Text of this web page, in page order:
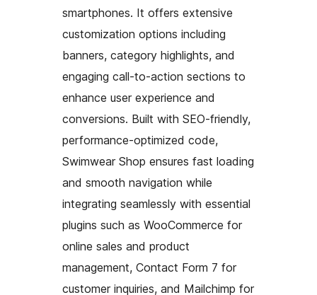
smartphones. It offers extensive
customization options including
banners, category highlights, and
engaging call-to-action sections to
enhance user experience and
conversions. Built with SEO-friendly,
performance-optimized code,
Swimwear Shop ensures fast loading
and smooth navigation while
integrating seamlessly with essential
plugins such as WooCommerce for
online sales and product
management, Contact Form 7 for
customer inquiries, and Mailchimp for